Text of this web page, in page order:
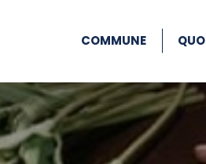
COMMUNE